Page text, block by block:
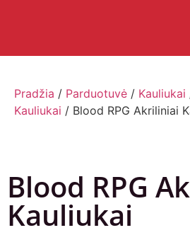
Pradžia / Parduotuvė / Kauliukai
Kauliukai / Blood RPG Akriliniai
Blood RPG
Kauliukai